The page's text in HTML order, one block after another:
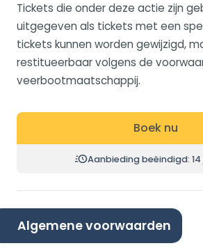
Tickets die onder deze actie zijn
uitgegeven als tickets met een
tickets kunnen worden gewijzigd,
restitueerbaar volgens de
veerbootmaatschappij.
Boek nu
Aanbieding beëindigd: 14
Algemene voorwaarden